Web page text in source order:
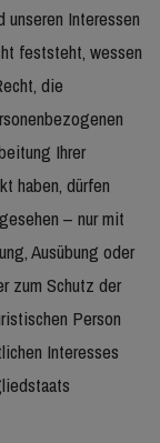
unseren Interessen
feststeht, wessen
die
Ihrer
haben, dürfen
– nur mit
Ausübung oder
zum Schutz der
Person
Interesses